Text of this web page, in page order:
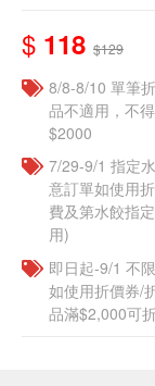
$ 118 $129
8/8-8/10 單筆
品不適用，不
$2000
7/29-9/1 指定
意訂單如使用
費及第水餃指
用)
即日起-9/1 不
如使用折價券/
品滿$2,000可